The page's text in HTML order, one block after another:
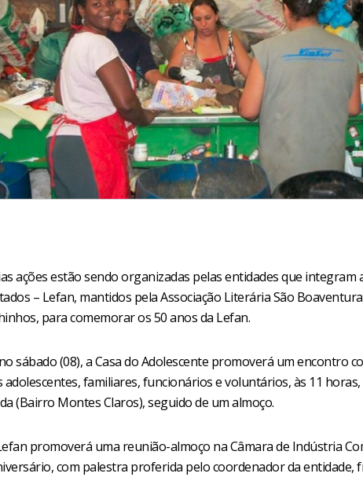
ações estão sendo organizadas pelas entidades que integram
– Lefan, mantidos pela Associação Literária São
para comemorar os 50 anos da Lefan.
sábado (08), a Casa do Adolescente promoverá um encontro
familiares, funcionários e voluntários, às 11
(Bairro Montes Claros), seguido de um almoço.
promoverá uma reunião-almoço na Câmara de Indústria
com palestra proferida pelo coordenador da entidade,